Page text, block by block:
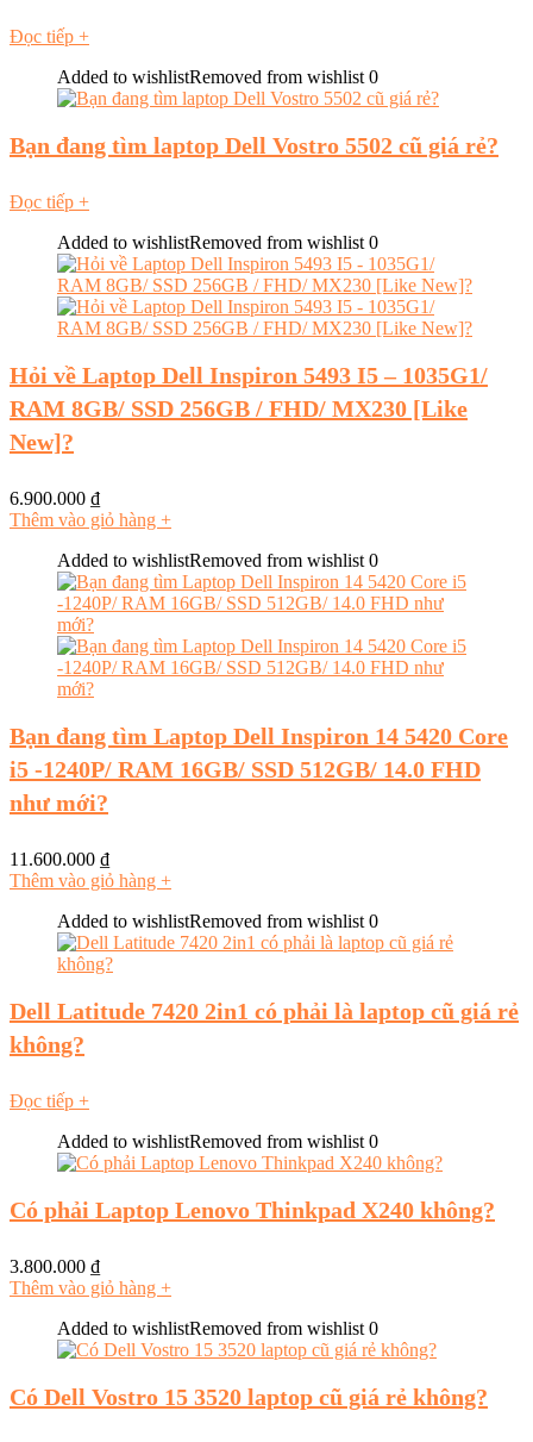
Đọc tiếp +
Added to wishlistRemoved from wishlist 0
Bạn đang tìm laptop Dell Vostro 5502 cũ giá rẻ?
Đọc tiếp +
Added to wishlistRemoved from wishlist 0
Hỏi về Laptop Dell Inspiron 5493 I5 – 1035G1/
RAM 8GB/ SSD 256GB / FHD/ MX230 [Like
New]?
6.900.000 ₫
Thêm vào giỏ hàng +
Added to wishlistRemoved from wishlist 0
Bạn đang tìm Laptop Dell Inspiron 14 5420 Core
i5 -1240P/ RAM 16GB/ SSD 512GB/ 14.0 FHD
như mới?
11.600.000 ₫
Thêm vào giỏ hàng +
Added to wishlistRemoved from wishlist 0
Dell Latitude 7420 2in1 có phải là laptop cũ giá rẻ
không?
Đọc tiếp +
Added to wishlistRemoved from wishlist 0
Có phải Laptop Lenovo Thinkpad X240 không?
3.800.000 ₫
Thêm vào giỏ hàng +
Added to wishlistRemoved from wishlist 0
Có Dell Vostro 15 3520 laptop cũ giá rẻ không?